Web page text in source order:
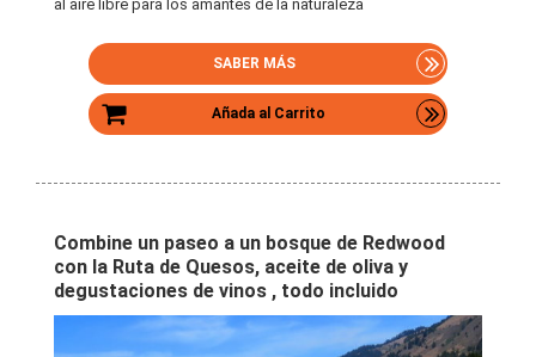
al aire libre para los amantes de la naturaleza
SABER MÁS
Añada al Carrito
Combine un paseo a un bosque de Redwood
con la Ruta de Quesos, aceite de oliva y
degustaciones de vinos , todo incluido